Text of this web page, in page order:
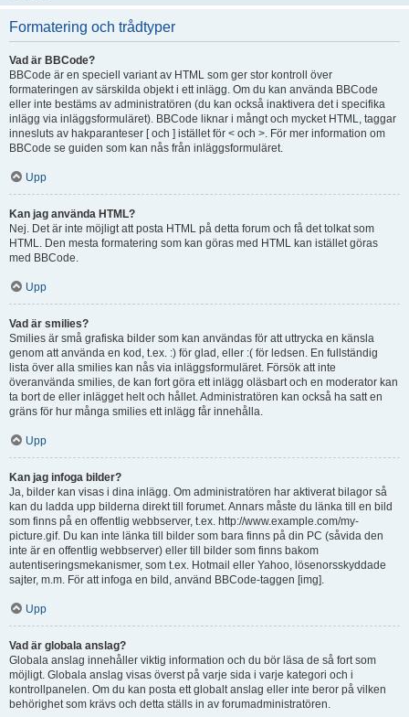
Formatering och trådtyper
Vad är BBCode?
BBCode är en speciell variant av HTML som ger stor kontroll över
formateringen av särskilda objekt i ett inlägg. Om du kan använda BBCode
eller inte bestäms av administratören (du kan också inaktivera det i specifika
inlägg via inläggsformuläret). BBCode liknar i mångt och mycket HTML, taggar
innesluts av hakparanteser [ och ] istället för < och >. För mer information om
BBCode se guiden som kan nås från inläggsformuläret.
Upp
Kan jag använda HTML?
Nej. Det är inte möjligt att posta HTML på detta forum och få det tolkat som
HTML. Den mesta formatering som kan göras med HTML kan istället göras
med BBCode.
Upp
Vad är smilies?
Smilies är små grafiska bilder som kan användas för att uttrycka en känsla
genom att använda en kod, t.ex. :) för glad, eller :( för ledsen. En fullständig
lista över alla smilies kan nås via inläggsformuläret. Försök att inte
överanvända smilies, de kan fort göra ett inlägg oläsbart och en moderator kan
ta bort de eller inlägget helt och hållet. Administratören kan också ha satt en
gräns för hur många smilies ett inlägg får innehålla.
Upp
Kan jag infoga bilder?
Ja, bilder kan visas i dina inlägg. Om administratören har aktiverat bilagor så
kan du ladda upp bilderna direkt till forumet. Annars måste du länka till en bild
som finns på en offentlig webbserver, t.ex. http://www.example.com/my-
picture.gif. Du kan inte länka till bilder som bara finns på din PC (såvida den
inte är en offentlig webbserver) eller till bilder som finns bakom
autentiseringsmekanismer, som t.ex. Hotmail eller Yahoo, lösenorsskyddade
sajter, m.m. För att infoga en bild, använd BBCode-taggen [img].
Upp
Vad är globala anslag?
Globala anslag innehåller viktig information och du bör läsa de så fort som
möjligt. Globala anslag visas överst på varje sida i varje kategori och i
kontrollpanelen. Om du kan posta ett globalt anslag eller inte beror på vilken
behörighet som krävs och detta ställs in av forumadministratören.